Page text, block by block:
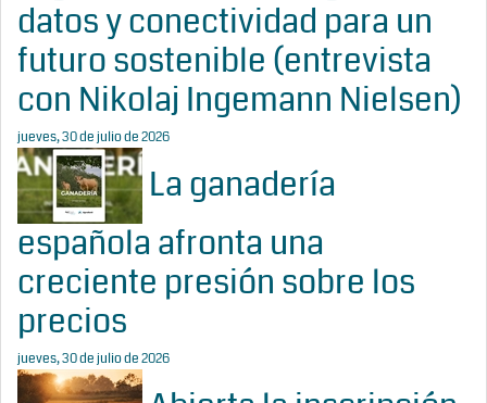
datos y conectividad para un
futuro sostenible (entrevista
con Nikolaj Ingemann Nielsen)
jueves, 30 de julio de 2026
La ganadería
española afronta una
creciente presión sobre los
precios
jueves, 30 de julio de 2026